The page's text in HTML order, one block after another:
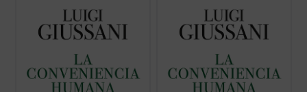
de don Luigi Giussani en los Ejercicios
espirituales de la Fraternidad de Comunión
y Liberación celebrados entre 1985 y 1987
y los diálogos que éstas suscitaron.
de don Luigi Giussani en los Ejercicios
espirituales de la Fraternidad de Comunión
y Liberación celebrados entre 1985 y 1987
y los diálogos que éstas suscitaron.